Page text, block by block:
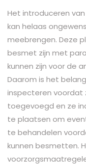
Het introduceren
kan helaas
meebrengen. Deze
besmet zijn met
kunnen zijn voor de
Daarom is het
inspecteren voordat
toegevoegd en ze
te plaatsen om
te behandelen
kunnen besmetten.